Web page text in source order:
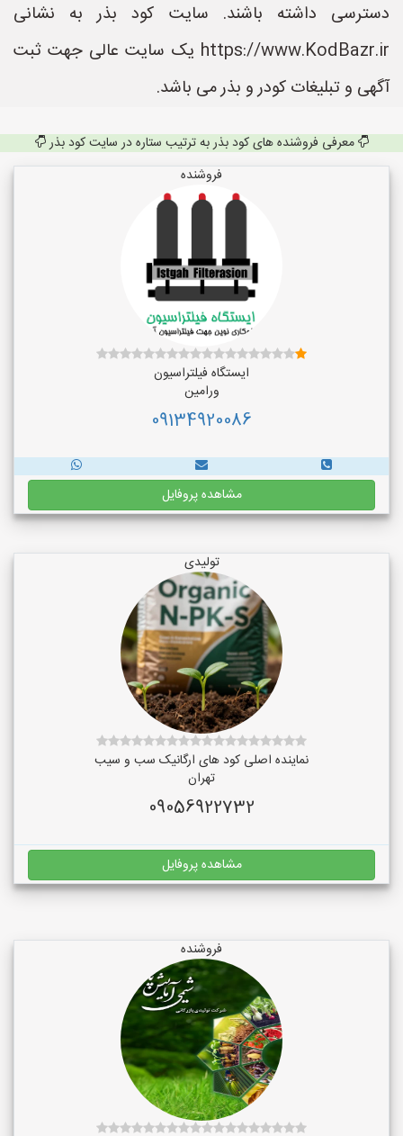
دسترسی داشته باشند. سایت کود بذر به نشانی
https://www.KodBazr.ir یک سایت عالی جهت ثبت
آگهی و تبلیغات کودر و بذر می باشد.
معرفی فروشنده های کود بذر به ترتیب ستاره در سایت کود بذر
فروشنده
ایستگاه فیلتراسیون
ورامین
09134920086
مشاهده پروفایل
تولیدی
نماینده اصلی کود های ارگانیک سب و سیب
تهران
09056922732
مشاهده پروفایل
فروشنده